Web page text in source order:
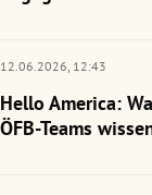
12.06.2026, 12:43
Hello America:
ÖFB-Teams